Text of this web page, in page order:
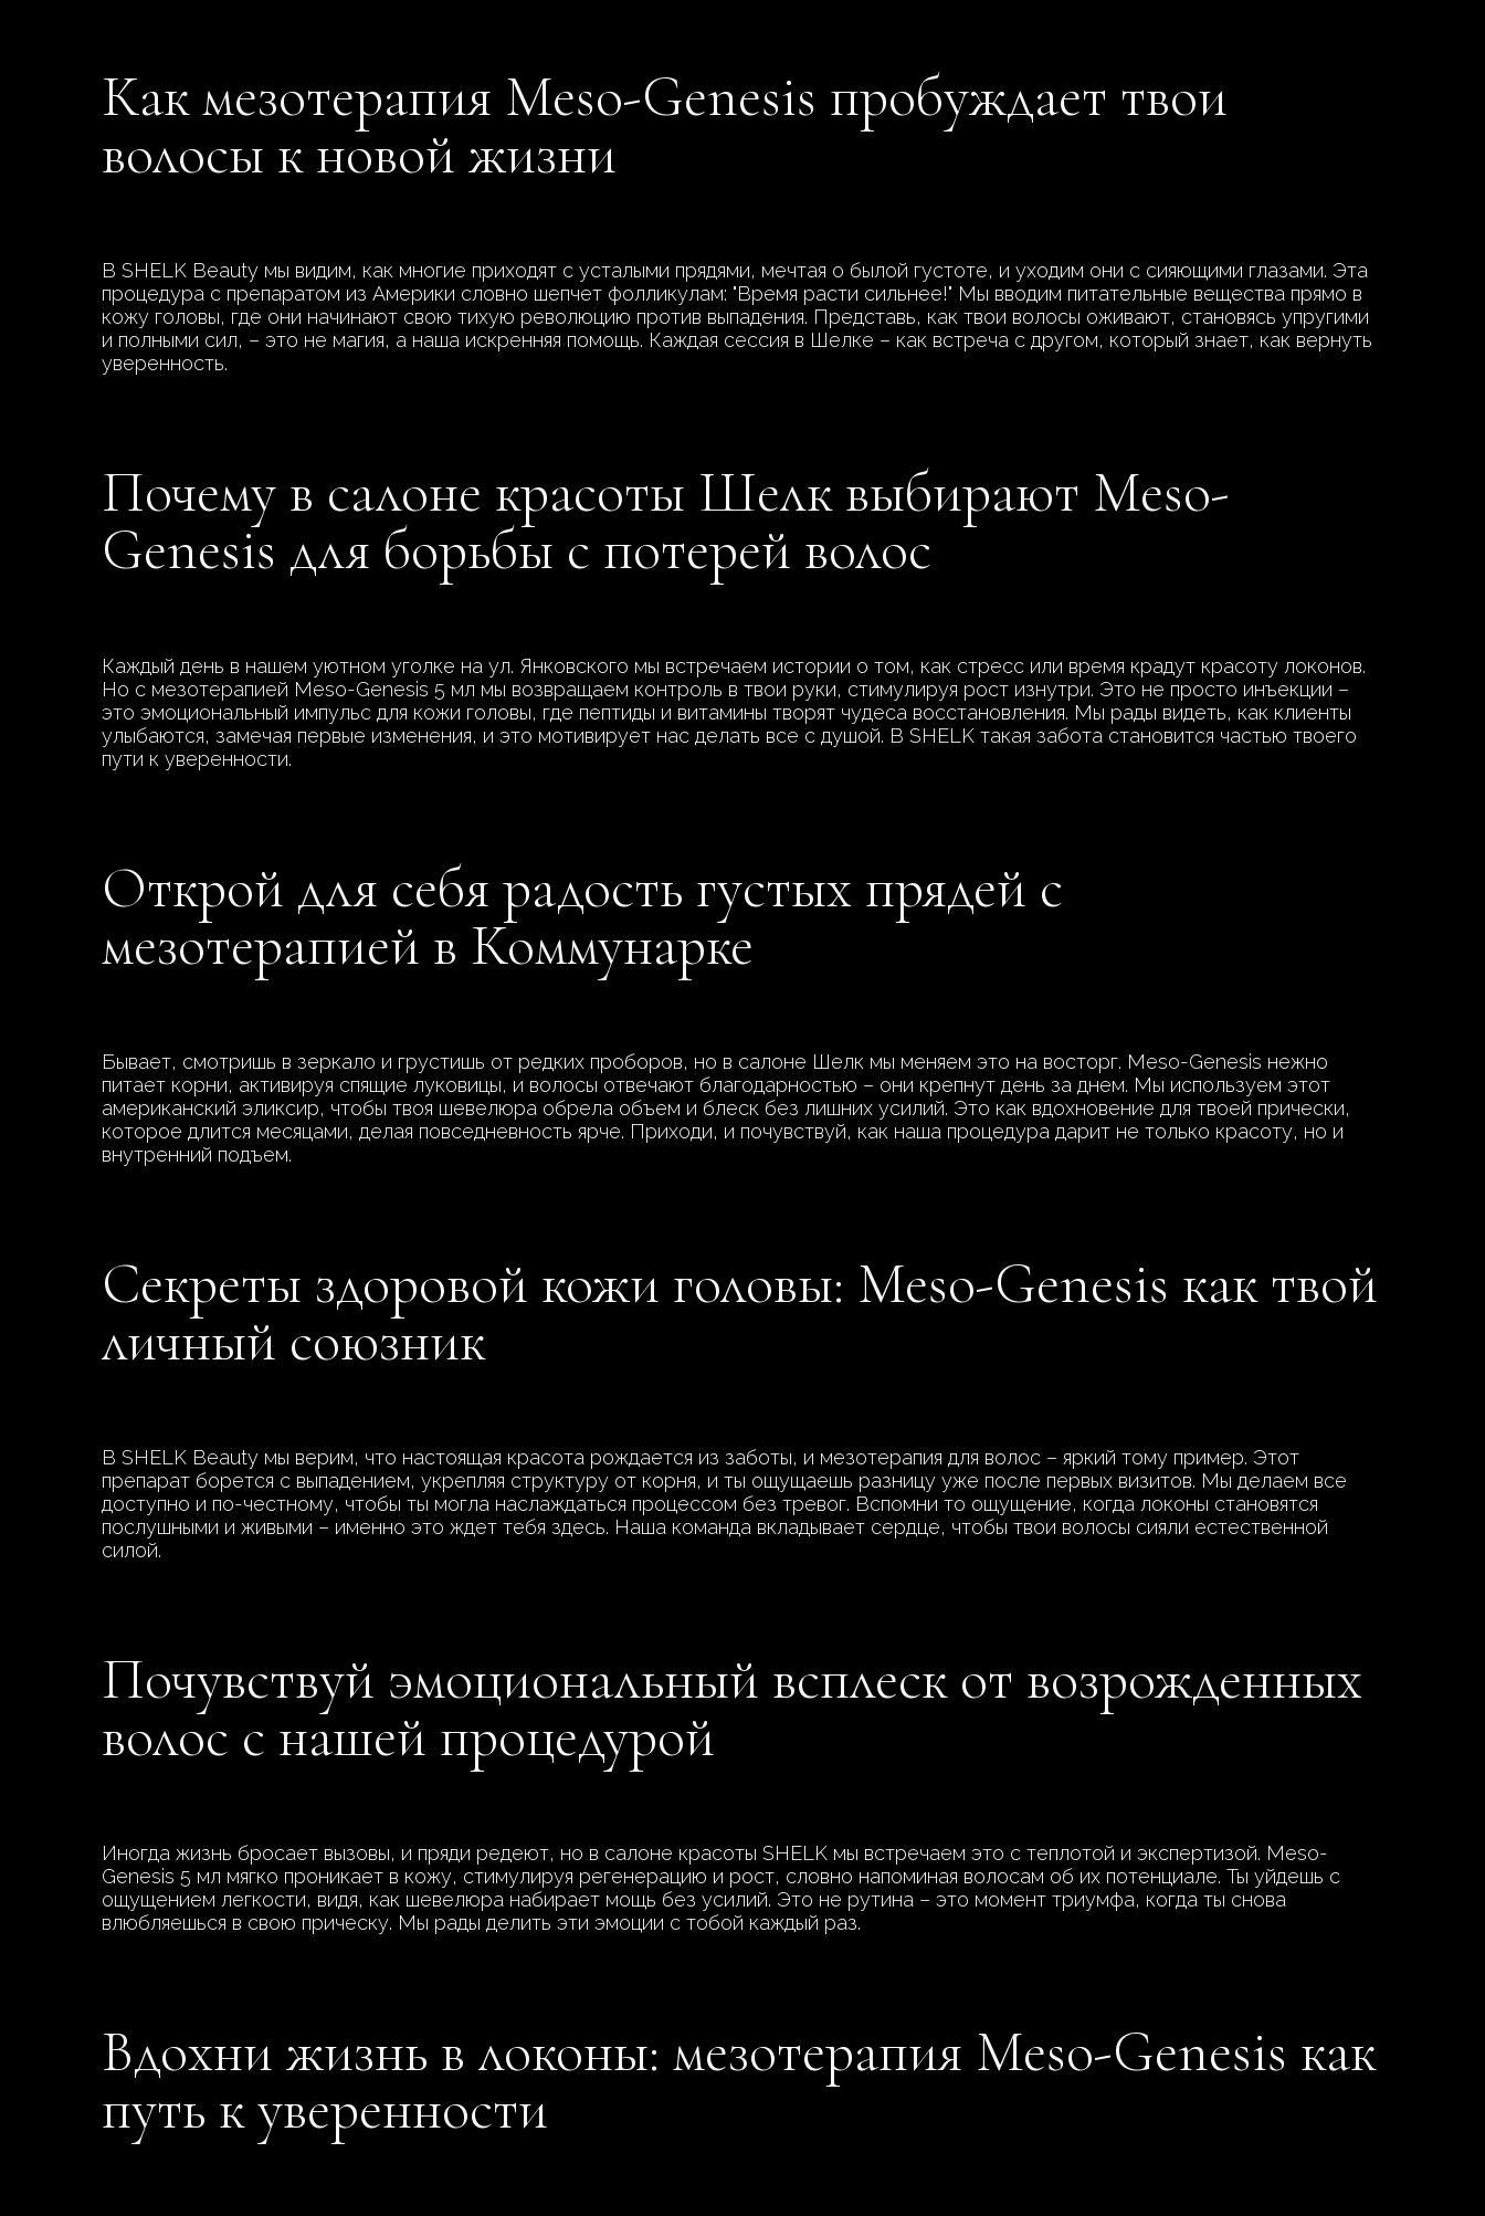
Как мезотерапия Meso-Genesis пробуждает твои
волосы к новой жизни
В SHELK Beauty мы видим, как многие приходят с усталыми прядями, мечтая о былой густоте, и уходим они с сияющими глазами. Эта
процедура с препаратом из Америки словно шепчет фолликулам: "Время расти сильнее!" Мы вводим питательные вещества прямо в
кожу головы, где они начинают свою тихую революцию против выпадения. Представь, как твои волосы оживают, становясь упругими
и полными сил, – это не магия, а наша искренняя помощь. Каждая сессия в Шелке – как встреча с другом, который знает, как вернуть
уверенность.
Почему в салоне красоты Шелк выбирают Meso-
Genesis для борьбы с потерей волос
Каждый день в нашем уютном уголке на ул. Янковского мы встречаем истории о том, как стресс или время крадут красоту локонов.
Но с мезотерапией Meso-Genesis 5 мл мы возвращаем контроль в твои руки, стимулируя рост изнутри. Это не просто инъекции –
это эмоциональный импульс для кожи головы, где пептиды и витамины творят чудеса восстановления. Мы рады видеть, как клиенты
улыбаются, замечая первые изменения, и это мотивирует нас делать все с душой. В SHELK такая забота становится частью твоего
пути к уверенности.
Открой для себя радость густых прядей с
мезотерапией в Коммунарке
Бывает, смотришь в зеркало и грустишь от редких проборов, но в салоне Шелк мы меняем это на восторг. Meso-Genesis нежно
питает корни, активируя спящие луковицы, и волосы отвечают благодарностью – они крепнут день за днем. Мы используем этот
американский эликсир, чтобы твоя шевелюра обрела объем и блеск без лишних усилий. Это как вдохновение для твоей прически,
которое длится месяцами, делая повседневность ярче. Приходи, и почувствуй, как наша процедура дарит не только красоту, но и
внутренний подъем.
Секреты здоровой кожи головы: Meso-Genesis как твой
личный союзник
В SHELK Beauty мы верим, что настоящая красота рождается из заботы, и мезотерапия для волос – яркий тому пример. Этот
препарат борется с выпадением, укрепляя структуру от корня, и ты ощущаешь разницу уже после первых визитов. Мы делаем все
доступно и по-честному, чтобы ты могла наслаждаться процессом без тревог. Вспомни то ощущение, когда локоны становятся
послушными и живыми – именно это ждет тебя здесь. Наша команда вкладывает сердце, чтобы твои волосы сияли естественной
силой.
Почувствуй эмоциональный всплеск от возрожденных
волос с нашей процедурой
Иногда жизнь бросает вызовы, и пряди редеют, но в салоне красоты SHELK мы встречаем это с теплотой и экспертизой. Meso-
Genesis 5 мл мягко проникает в кожу, стимулируя регенерацию и рост, словно напоминая волосам об их потенциале. Ты уйдешь с
ощущением легкости, видя, как шевелюра набирает мощь без усилий. Это не рутина – это момент триумфа, когда ты снова
влюбляешься в свою прическу. Мы рады делить эти эмоции с тобой каждый раз.
Вдохни жизнь в локоны: мезотерапия Meso-Genesis как
путь к уверенности